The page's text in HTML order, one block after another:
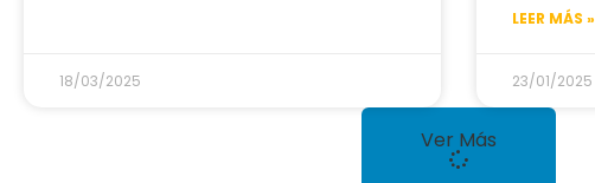
18/03/2025
LEER MÁS »
23/01/2025
Ver Más